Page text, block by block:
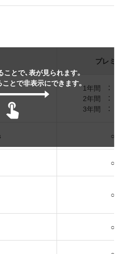
とで、表が見られます。
とで非表示にできます。
プレミ
1年間 ：
2年間 ：
3年間 ：
○
○
○
○